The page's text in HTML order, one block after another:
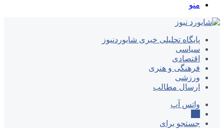
منو
پایگاه تحلیلی خبری شایوردنیوز
سیاسی
اقتصادی
فرهنگی و هنری
ورزشی
ارسال مطالب
واتس آپ
جستجو برای